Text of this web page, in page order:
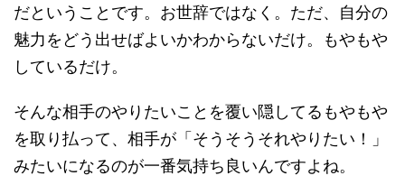
だということです。お世辞ではなく。ただ、自分の
魅力をどう出せばよいかわからないだけ。もやもや
しているだけ。
そんな相手のやりたいことを覆い隠してるもやもや
を取り払って、相手が「そうそうそれやりたい！」
みたいになるのが一番気持ち良いんですよね。